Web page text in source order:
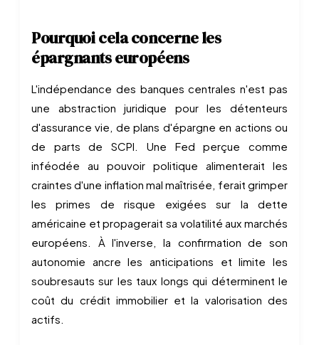
Pourquoi cela concerne les
épargnants européens
L'indépendance des banques centrales n'est pas
une abstraction juridique pour les détenteurs
d'assurance vie, de plans d'épargne en actions ou
de parts de SCPI. Une Fed perçue comme
inféodée au pouvoir politique alimenterait les
craintes d'une inflation mal maîtrisée, ferait grimper
les primes de risque exigées sur la dette
américaine et propagerait sa volatilité aux marchés
européens. À l'inverse, la confirmation de son
autonomie ancre les anticipations et limite les
soubresauts sur les taux longs qui déterminent le
coût du crédit immobilier et la valorisation des
actifs.